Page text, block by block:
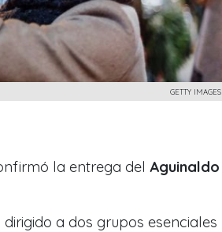
GETTY IMAGES
la entrega del Aguinaldo
a dos grupos esenciales